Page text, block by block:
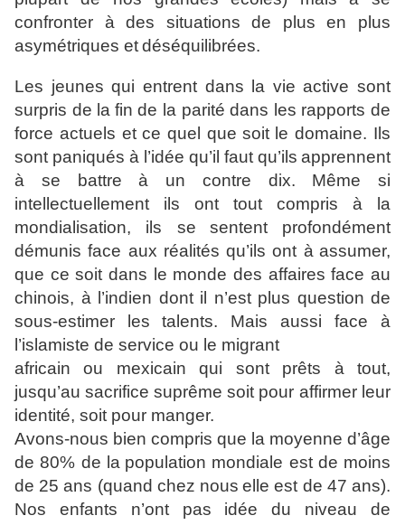
confronter à des situations de plus en plus
asymétriques etdéséquilibrées.
Les jeunes qui entrent dans la vie active sont
surpris de la fin de la parité dans les rapports de
force actuels et ce quel que soit le domaine. Ils
sont paniqués à l’idée qu’il faut qu’ils apprennent
à se battre à un contre dix. Même si
intellectuellement ils ont tout compris à la
mondialisation, ils se
sentent profondément
démunis face aux réalités qu’ils ont à assumer,
que ce soit dans le monde des affaires face au
chinois, à l’indien dont il n’est plus question de
sous-estimer les
talents. Mais aussi face à
l’islamiste de service ou le migrant
africain ou mexicain qui sont prêts à tout,
jusqu’au sacrifice suprême soit pour affirmer leur
identité, soit pour manger.
Avons-nous bien compris que la moyenne d’âge
de 80% de la population mondiale est de moins
de 25 ans (quand chez nous elle est de 47 ans).
Nos enfants n’ont pas idée du niveau de